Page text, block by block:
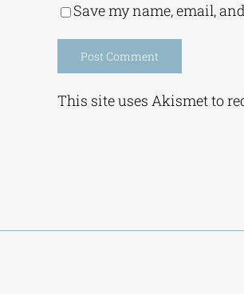
Save my name, email,
This site uses Akismet to